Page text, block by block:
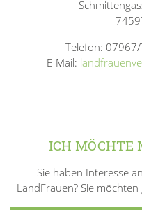
Telefon:
E-Mail:
ICH MÖCHTE
Sie haben Interesse
LandFrauen? Sie